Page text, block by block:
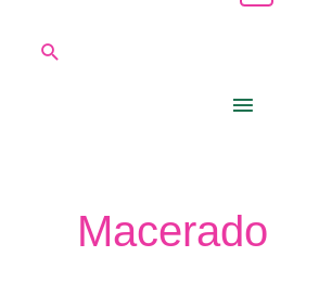
Buscar
Macerado